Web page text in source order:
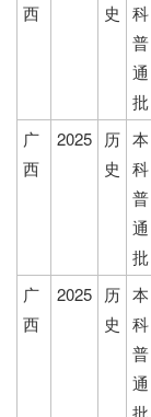
西
史
科
普
通
批
广
西
2025 历
史
本
科
普
通
批
广
西
2025 历
史
本
科
普
通